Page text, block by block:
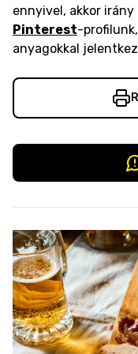
ennyivel, akkor
Pinterest-
anyagokkal